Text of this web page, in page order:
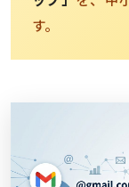
す。